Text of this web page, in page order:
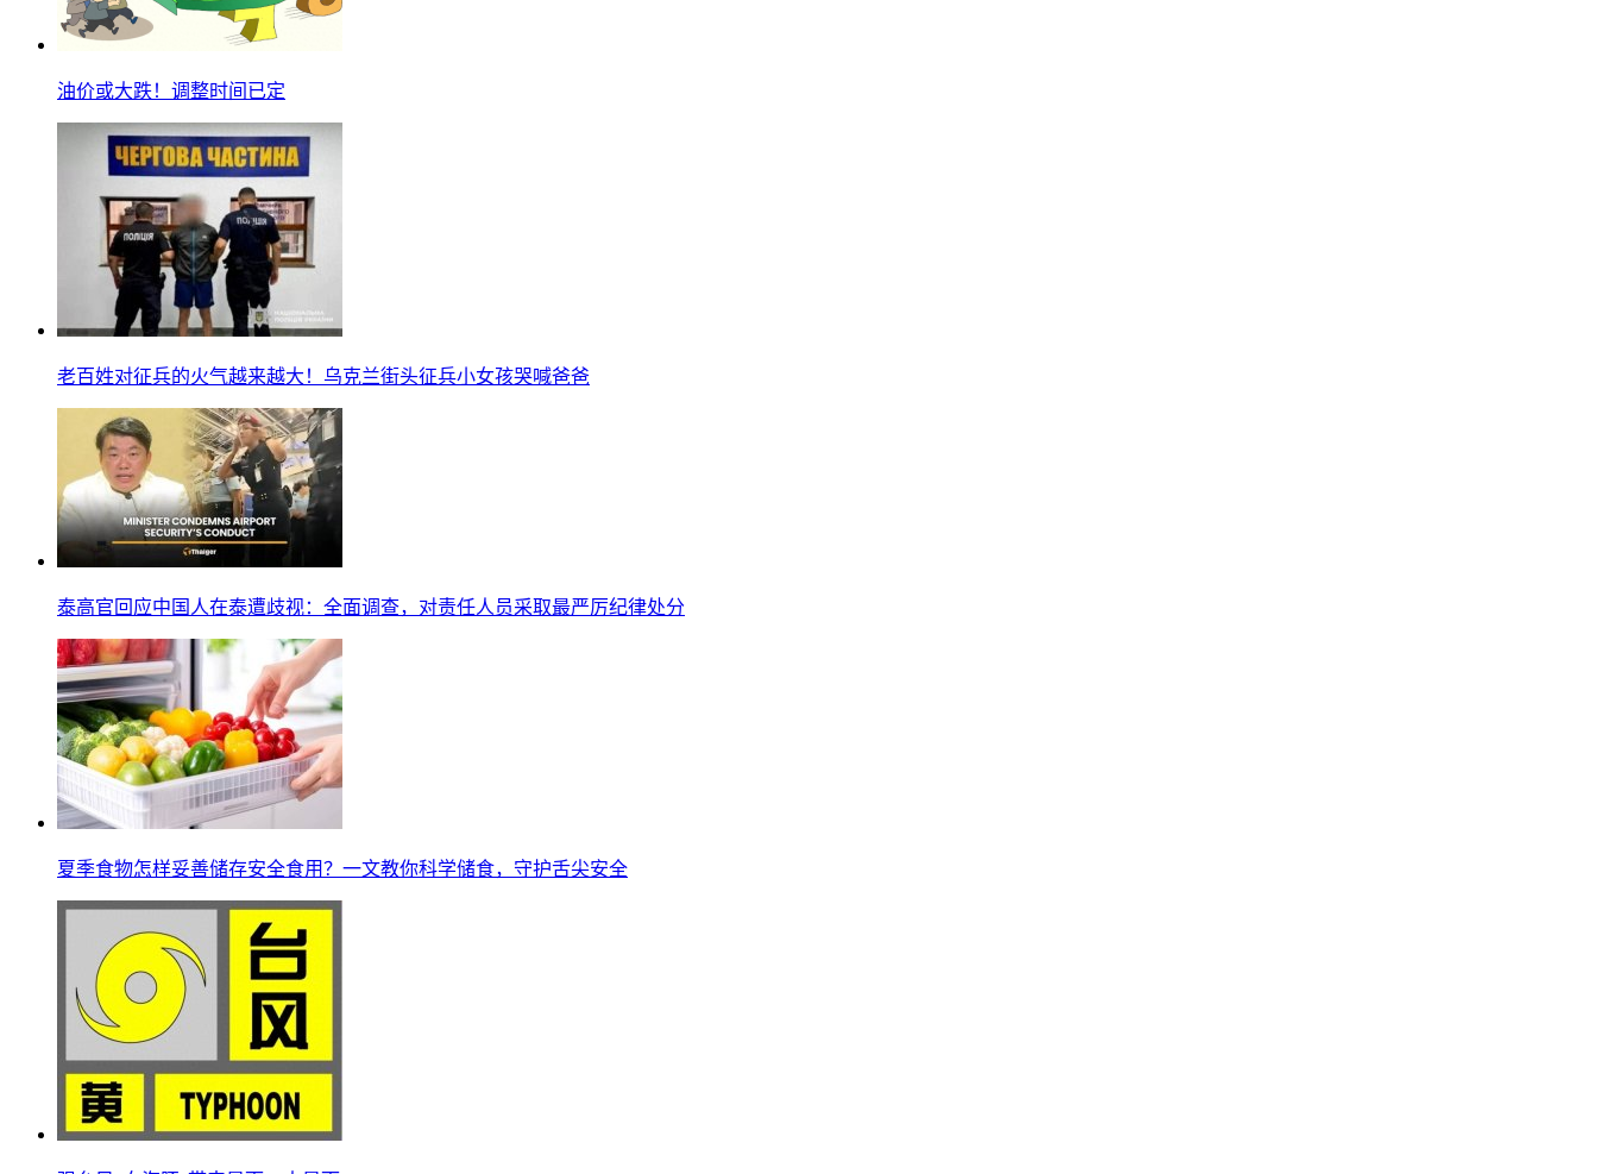
油价或大跌！调整时间已定
老百姓对征兵的火气越来越大！乌克兰街头征兵小女孩哭喊爸爸
泰高官回应中国人在泰遭歧视：全面调查，对责任人员采取最严厉纪律处分
夏季食物怎样妥善储存安全食用？一文教你科学储食，守护舌尖安全